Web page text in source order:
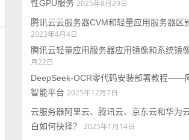
性GPU服务 2025年8月29日
腾讯云云服务器CVM和轻量应用服务器区
2023年4月4日
腾讯云轻量应用服务器应用镜像和系统镜
月22日
DeepSeek-OCR零代码安装部署教程——
智能平台 2025年12月7日
云服务器阿里云、腾讯云、京东云和华为
白如何抉择？
2025年1月14日